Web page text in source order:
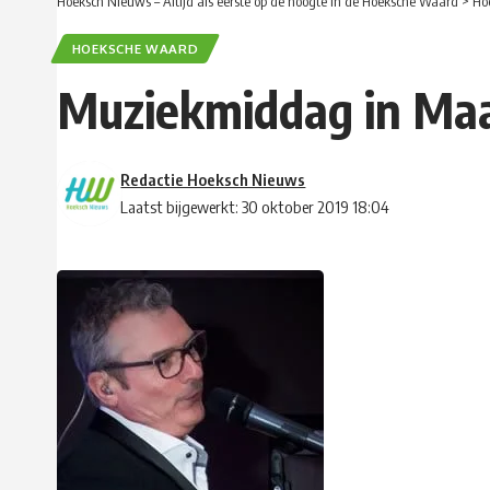
HOEKSCHE WAARD
Muziekmiddag in
Laatst bijgewerkt: 30 oktober 2019 18:04
Redactie Hoeksch Nieuws